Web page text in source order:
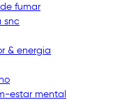
fumar
snc
& energia
estar mental